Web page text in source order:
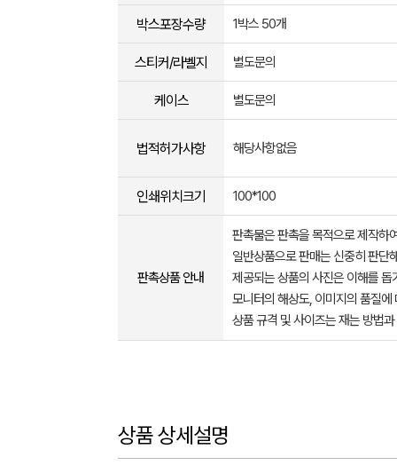
박스포장수량 1박스 50개
스티커/라벨지 별도문의
케이스 별도문의
법적허가사항 해당사항없음
인쇄위치크기 100*100
판촉상품 안내
판촉물은 판촉을 목적으로 제작하
일반상품으로 판매는 신중히 판단
제공되는 상품의 사진은 이해를
모니터의 해상도, 이미지의 품질
상품 규격 및 사이즈는 재는 방법
상품 상세설명